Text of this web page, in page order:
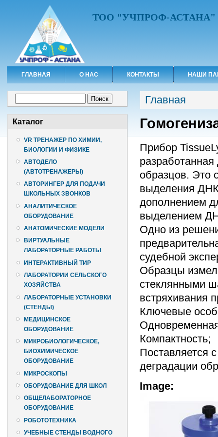
ТОО "УЧПРОФ-АСТАНА"
ГЛАВНАЯ О НАС КОНТАКТЫ НАШИ
Каталог
VR ТРЕНАЖЕР ПО ХИМИИ,
БИОЛОГИИ И ФИЗИКЕ
АВТОДЕЛО
(АВТОТРЕНАЖЕРЫ)
АВТОРИНГЕР ДЛЯ ПОДАЧИ
ШКОЛЬНЫХ ЗВОНКОВ
АНАЛИТИЧЕСКОЕ
ОБОРУДОВАНИЕ
АНАТОМИЧЕСКИЕ МОДЕЛИ
ВИРТУАЛЬНЫЕ
ЛАБОРАТОРНЫЕ РАБОТЫ
ИНТЕРАКТИВНЫЙ ТИР
ЛАБОРАТОРИИ СЕЛЬСКОГО
ХОЗЯЙСТВА
ЛАБОРАТОРНЫЕ УСТАНОВКИ
(СТЕНДЫ)
МЕДИЦИНСКОЕ
ОБОРУДОВАНИЕ
МИКРОБИОЛОГИЧЕСКОЕ,
БИОХИМИЧЕСКОЕ
ОБОРУДОВАНИЕ
МИКРОСКОПЫ
ОБОРУДОВАНИЕ ДЛЯ ШКОЛ
ОБЩЕЛАБОРАТОРНОЕ
ОБОРУДОВАНИЕ
РОБОТОТЕХНИКА
УЧЕБНЫЕ СТЕНДЫ ВОДНОГО
Вы здесь
Главная
Прибор
образцов. Это
выделения
дополнением
выделением
Одно из
судебной
Образцы
стеклянными
встряхивания
Ключевые
Компактность;
Поставляется
деградации
Image: